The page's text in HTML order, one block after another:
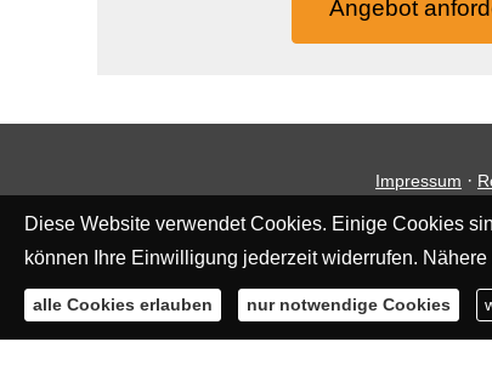
An­ge­bot
Impressum ·
Diese Website verwendet Cookies. Einige Cookies
können Ihre Einwilligung jederzeit widerrufen.
alle Cookies erlauben nur notwendige Cookies